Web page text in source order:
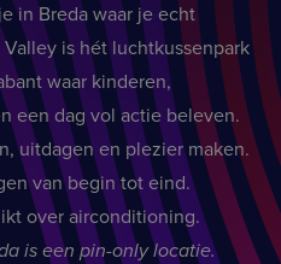
in Breda waar je echt
is hét luchtkussenpark
waar kinderen,
een dag vol actie beleven.
uitdagen en plezier maken.
van begin tot eind.
over airconditioning.
is een pin-only locatie.